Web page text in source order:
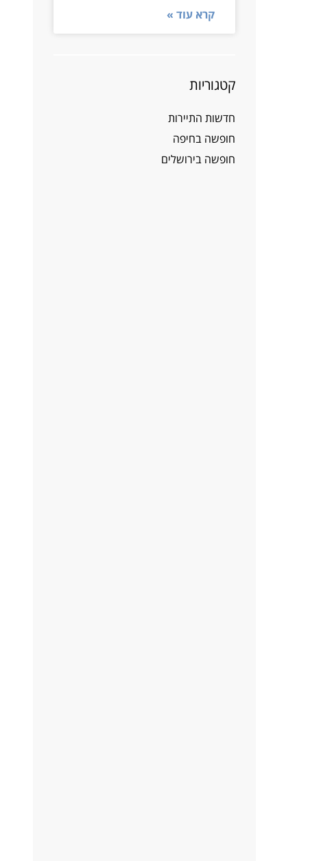
קרא עוד »
קטגוריות
חדשות התיירות
חופשה בחיפה
חופשה בירושלים